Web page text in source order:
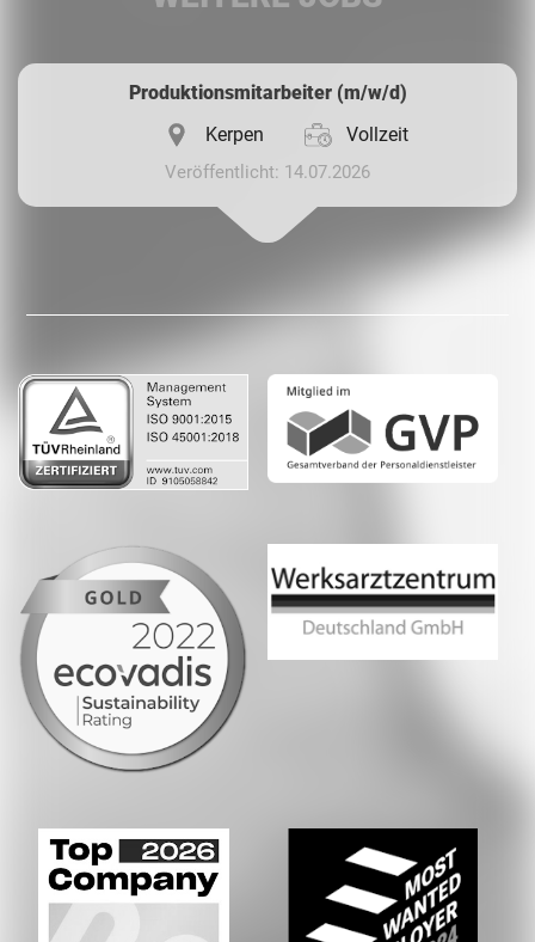
Produktionsmitarbeiter (m/w/d)
Kerpen
Vollzeit
Veröffentlicht: 14.07.2026